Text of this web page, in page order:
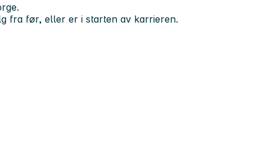
fra før, eller er i starten av karrieren.